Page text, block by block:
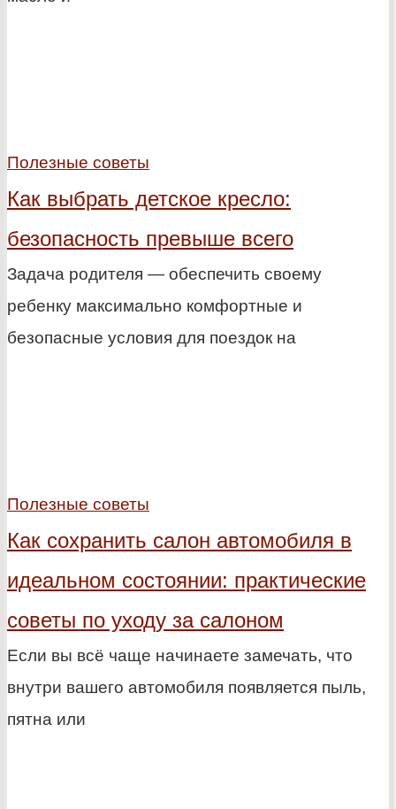
Полезные советы
Как выбрать детское кресло:
безопасность превыше всего
Задача родителя — обеспечить своему
ребенку максимально комфортные и
безопасные условия для поездок на
Полезные советы
Как сохранить салон автомобиля в
идеальном состоянии: практические
советы по уходу за салоном
Если вы всё чаще начинаете замечать, что
внутри вашего автомобиля появляется пыль,
пятна или